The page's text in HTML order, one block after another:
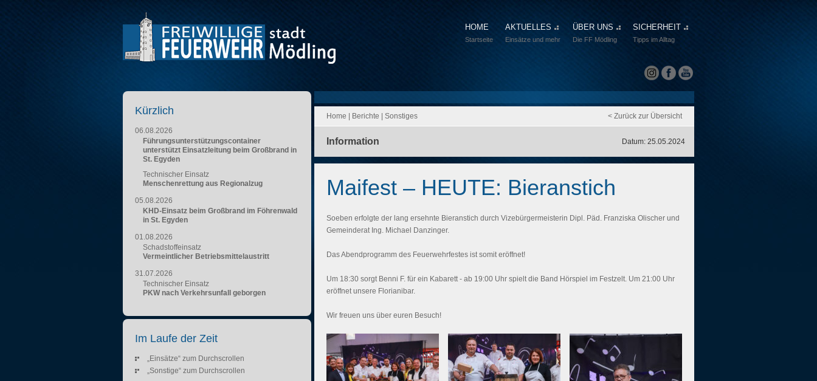
HOME
Startseite
AKTUELLES
Einsätze und mehr
ÜBER UNS
Die FF Mödling
SICHERHEIT
Tipps im Alltag
Home Berichte Sonstiges < Zurück zur Übersicht
Information Datum: 25.05.2024
Maifest – HEUTE: Bieranstich
Soeben erfolgte der lang ersehnte Bieranstich durch Vizebürgermeisterin Dipl. Päd. Franziska Olischer und
Gemeinderat Ing. Michael Danzinger.
Das Abendprogramm des Feuerwehrfestes ist somit eröffnet!
Um 18:30 sorgt Benni F. für ein Kabarett - ab 19:00 Uhr spielt die Band Hörspiel im Festzelt. Um 21:00 Uhr
eröffnet unsere Florianibar.
Wir freuen uns über euren Besuch!
Kürzlich
06.08.2026
Führungsunterstützungscontainer
unterstützt Einsatzleitung beim Großbrand in
St. Egyden
Technischer Einsatz
Menschenrettung aus Regionalzug
05.08.2026
KHD-Einsatz beim Großbrand im Föhrenwald
in St. Egyden
01.08.2026
Schadstoffeinsatz
Vermeintlicher Betriebsmittelaustritt
31.07.2026
Technischer Einsatz
PKW nach Verkehrsunfall geborgen
Im Laufe der Zeit
„Einsätze“ zum Durchscrollen
„Sonstige“ zum Durchscrollen